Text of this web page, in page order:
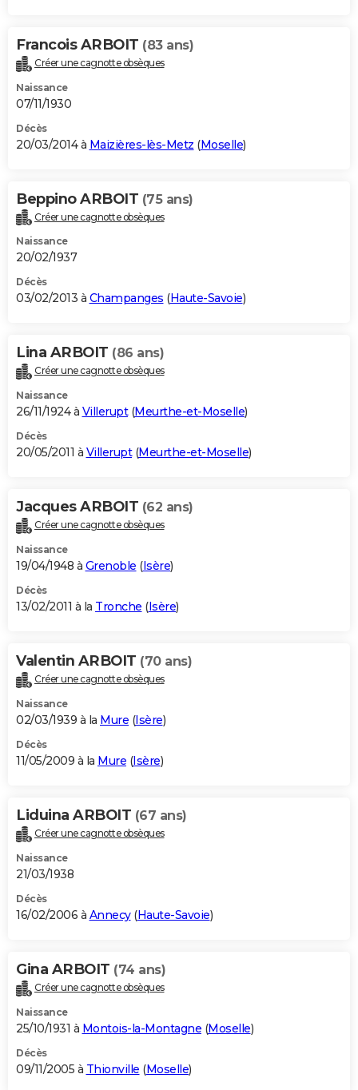
Francois ARBOIT (83 ans)
Créer une cagnotte obsèques
Naissance
07/11/1930
Décès
20/03/2014 à Maizières-lès-Metz (Moselle)
Beppino ARBOIT (75 ans)
Créer une cagnotte obsèques
Naissance
20/02/1937
Décès
03/02/2013 à Champanges (Haute-Savoie)
Lina ARBOIT (86 ans)
Créer une cagnotte obsèques
Naissance
26/11/1924 à Villerupt(Meurthe-et-Moselle)
Décès
20/05/2011 à Villerupt(Meurthe-et-Moselle)
Jacques ARBOIT (62 ans)
Créer une cagnotte obsèques
Naissance
19/04/1948 à Grenoble (Isère)
Décès
13/02/2011 à la Tronche (Isère)
Valentin ARBOIT (70 ans)
Créer une cagnotte obsèques
Naissance
02/03/1939 à la Mure (Isère)
Décès
11/05/2009 à la Mure (Isère)
Liduina ARBOIT (67 ans)
Créer une cagnotte obsèques
Naissance
21/03/1938
Décès
16/02/2006 à Annecy(Haute-Savoie)
Gina ARBOIT (74 ans)
Créer une cagnotte obsèques
Naissance
25/10/1931 à Montois-la-Montagne (Moselle)
Décès
09/11/2005 à Thionville (Moselle)